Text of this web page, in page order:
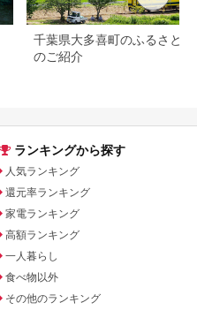
千葉県大多喜町のふるさと納
のご紹介
ランキングから探す
人気ランキング
還元率ランキング
家電ランキング
高額ランキング
一人暮らし
食べ物以外
その他のランキング